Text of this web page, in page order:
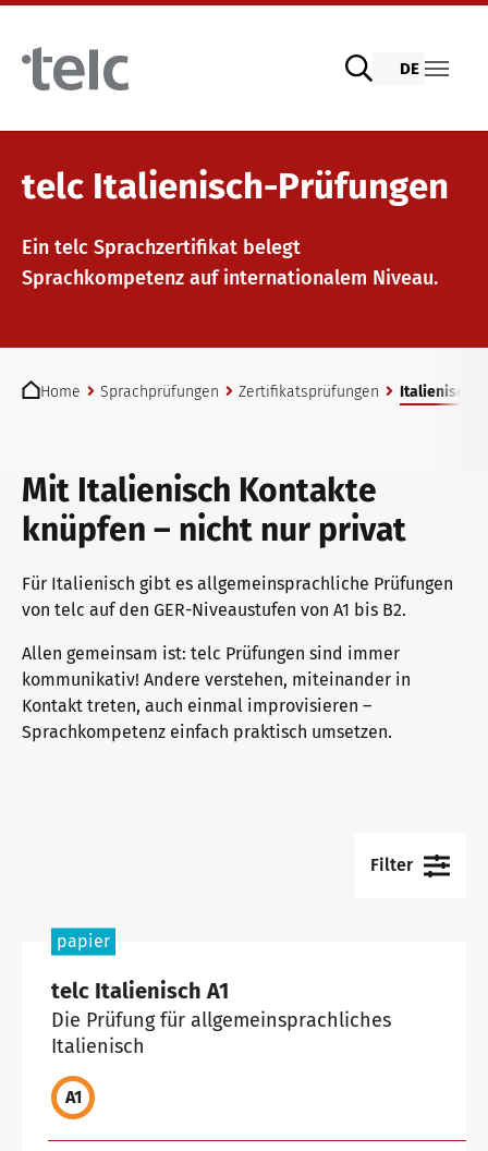
Skip to main content
Sprachprüfungen
telc Prüfungen digital mit DIGItelc 2.0
Zertifikatsprüfungen
telc Prüfungen in Bad Homburg
telc Prüfungszentrum werden
Prüfungszentrum finden
telc Zertifikate DIGITAL
Warum telc Zertifikate?
DE
telc Italienisch-Prüfungen
Ein telc Sprachzertifikat belegt
Sprachkompetenz auf internationalem Niveau.
Home
Sprachprüfungen Zertifikatsprüfungen Italienisch
Mit Italienisch Kontakte
knüpfen – nicht nur privat
Für Italienisch gibt es allgemeinsprachliche Prüfungen
von telc auf den GER-Niveaustufen von A1 bis B2.
Allen gemeinsam ist: telc Prüfungen sind immer
kommunikativ! Andere verstehen, miteinander in
Kontakt treten, auch einmal improvisieren –
Sprachkompetenz einfach praktisch umsetzen.
Filter
papier
telc Italienisch A1
Die Prüfung für allgemeinsprachliches
Italienisch
A1